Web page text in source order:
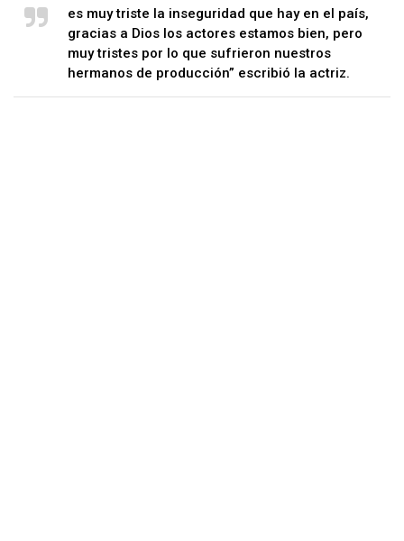
es muy triste la inseguridad que hay en el país,
gracias a Dios los actores estamos bien, pero
muy tristes por lo que sufrieron nuestros
hermanos de producción” escribió la actriz.